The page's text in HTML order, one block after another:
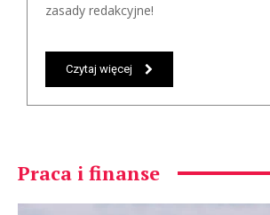
zasady redakcyjne!
Czytaj więcej
Praca i finanse